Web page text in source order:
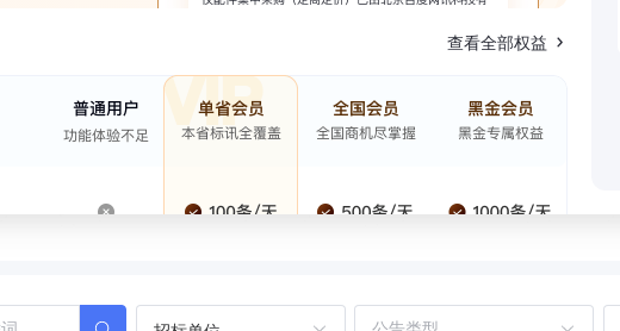
查看全部权益